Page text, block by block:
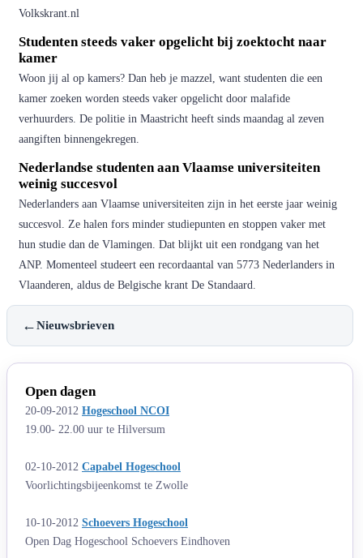
Volkskrant.nl
Studenten steeds vaker opgelicht bij zoektocht naar
kamer
Woon jij al op kamers? Dan heb je mazzel, want studenten die een
kamer zoeken worden steeds vaker opgelicht door malafide
verhuurders. De politie in Maastricht heeft sinds maandag al zeven
aangiften binnengekregen.
Nederlandse studenten aan Vlaamse universiteiten
weinig succesvol
Nederlanders aan Vlaamse universiteiten zijn in het eerste jaar weinig
succesvol. Ze halen fors minder studiepunten en stoppen vaker met
hun studie dan de Vlamingen. Dat blijkt uit een rondgang van het
ANP. Momenteel studeert een recordaantal van 5773 Nederlanders in
Vlaanderen, aldus de Belgische krant De Standaard.
←Nieuwsbrieven
Open dagen
20-09-2012 Hogeschool NCOI
19.00- 22.00 uur te Hilversum
02-10-2012 Capabel Hogeschool
Voorlichtingsbijeenkomst te Zwolle
10-10-2012 Schoevers Hogeschool
Open Dag Hogeschool Schoevers Eindhoven